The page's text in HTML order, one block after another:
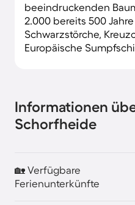
beeindruckenden
2.000 bereits 500
Schwarzstörche,
Europäische
Informationen
Schorfheide
🏡 Verfügbare
Ferienunterkünfte